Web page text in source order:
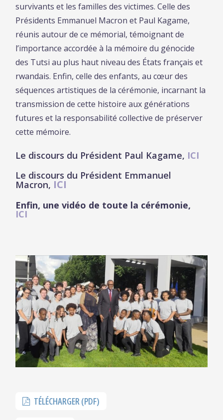
survivants et les familles des victimes. Celle des
Présidents Emmanuel Macron et Paul Kagame,
réunis autour de ce mémorial, témoignant de
l’importance accordée à la mémoire du génocide
des Tutsi au plus haut niveau des États français et
rwandais. Enfin, celle des enfants, au cœur des
séquences artistiques de la cérémonie, incarnant la
transmission de cette histoire aux générations
futures et la responsabilité collective de préserver
cette mémoire.
Le discours du Président Paul Kagame, ICI
Le discours du Président Emmanuel
Macron, ICI
Enfin, une vidéo de toute la cérémonie,
ICI
TÉLÉCHARGER (PDF)